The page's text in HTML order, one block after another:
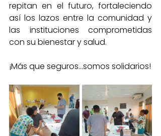
repitan en el futuro, fortaleciendo
así los lazos entre la comunidad y
las instituciones comprometidas
con su bienestar y salud.
¡Más que seguros...somos solidarios!